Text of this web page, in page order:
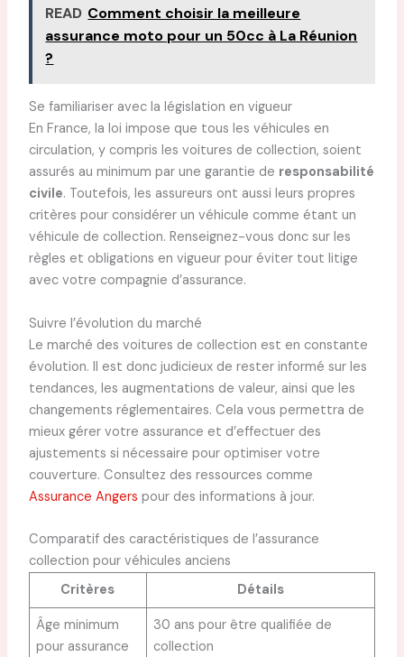
READ Comment choisir la meilleure
assurance moto pour un 50cc à La Réunion
?
Se familiariser avec la législation en vigueur
En France, la loi impose que tous les véhicules en
circulation, y compris les voitures de collection, soient
assurés au minimum par une garantie de responsabilité
civile. Toutefois, les assureurs ont aussi leurs propres
critères pour considérer un véhicule comme étant un
véhicule de collection. Renseignez-vous donc sur les
règles et obligations en vigueur pour éviter tout litige
avec votre compagnie d’assurance.
Suivre l’évolution du marché
Le marché des voitures de collection est en constante
évolution. Il est donc judicieux de rester informé sur les
tendances, les augmentations de valeur, ainsi que les
changements réglementaires. Cela vous permettra de
mieux gérer votre assurance et d’effectuer des
ajustements si nécessaire pour optimiser votre
couverture. Consultez des ressources comme
Assurance Angers pour des informations à jour.
Comparatif des caractéristiques de l’assurance
collection pour véhicules anciens
Critères
Détails
Âge minimum
pour assurance
30 ans pour être qualifiée de
collection